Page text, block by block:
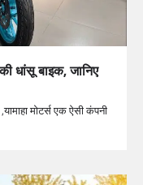
धांसू बाइक, जानिए
मोटर्स एक ऐसी कंपनी